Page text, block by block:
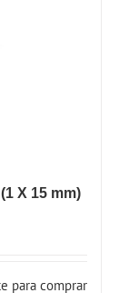
X 15 mm)
para comprar